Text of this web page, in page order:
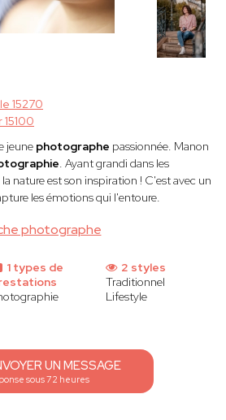
photographe
15270
jeune photographe passionnée. Manon
. Ayant grandi dans les
nature est son inspiration ! C'est avec un
les émotions qui l'entoure.
1 types de
2 styles
Traditionnel
Lifestyle
UN MESSAGE
sous 72 heures